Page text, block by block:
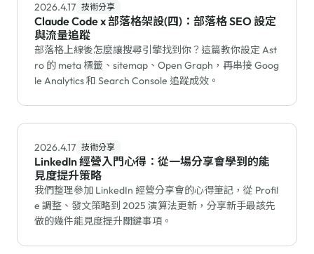
2026.4.17 技術分享
Claude Code x 部落格架設(四)：部落格 SEO 設定
與流量追蹤
部落格上線後怎麼讓搜尋引擎找到你？這篇教你設定 Ast
ro 的 meta 標籤、sitemap、Open Graph，再串接 Goog
le Analytics 和 Search Console 追蹤成效。
2026.4.17 技術分享
LinkedIn 經營入門心得：從一場分享會學到的能
見度提升策略
我們整理參加 LinkedIn 經營分享會的心得筆記，從 Profil
e 調整、發文策略到 2025 演算法更新，分享新手最該先
做的幾件能見度提升關鍵事項。